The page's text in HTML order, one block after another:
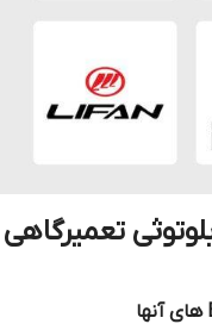
تعمیرگاهی